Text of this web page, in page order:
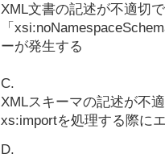
XML文書の記述が不適切
「
ーが発生する
C.
XMLスキーマの記述が不
xs:importを処理する際に
D.